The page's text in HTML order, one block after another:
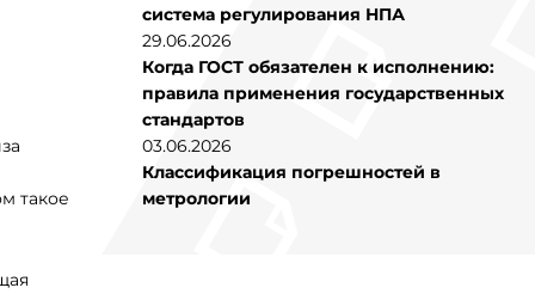
такое
система регулирования НПА
29.06.2026
Когда ГОСТ обязателен к исполнению:
правила применения государственных
стандартов
03.06.2026
Классификация погрешностей в
метрологии